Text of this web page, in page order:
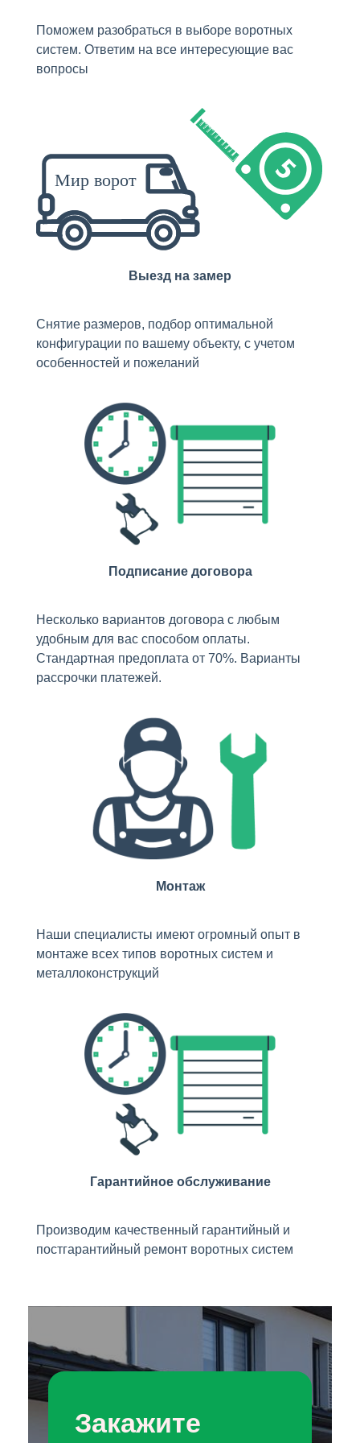
Поможем разобраться в выборе воротных
систем. Ответим на все интересующие вас
вопросы
Выезд на замер
Снятие размеров, подбор оптимальной
конфигурации по вашему объекту, с учетом
особенностей и пожеланий
Подписание договора
Несколько вариантов договора с любым
удобным для вас способом оплаты.
Стандартная предоплата от 70%. Варианты
рассрочки платежей.
Монтаж
Наши специалисты имеют огромный опыт в
монтаже всех типов воротных систем и
металлоконструкций
Гарантийное обслуживание
Производим качественный гарантийный и
постгарантийный ремонт воротных систем
Закажите